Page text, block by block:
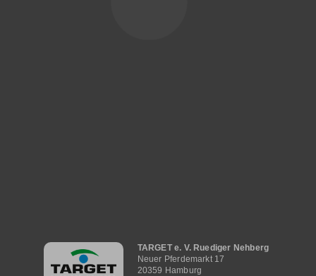
Hauptnavigation
TARGET e. V. Ruediger Nehberg
Neuer Pferdemarkt 17
20359 Hamburg